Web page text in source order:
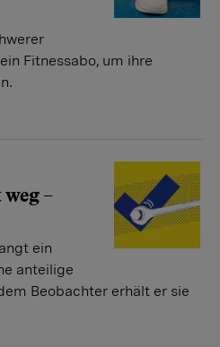
Fitnessabo, um ihre
–
ein
anteilige
Beobachter erhält er sie